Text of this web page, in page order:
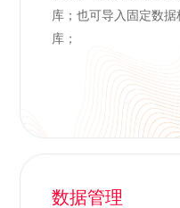
库；也可导入固定数
库；
数据管理